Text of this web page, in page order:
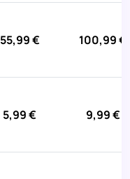
55,99 € 100,99 €
5,99 € 9,99 €